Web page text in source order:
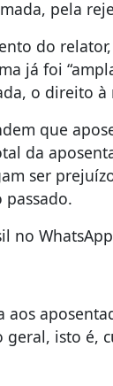
pela
do
já foi
o direito
que
da
ser
no WhatsApp
isto é,